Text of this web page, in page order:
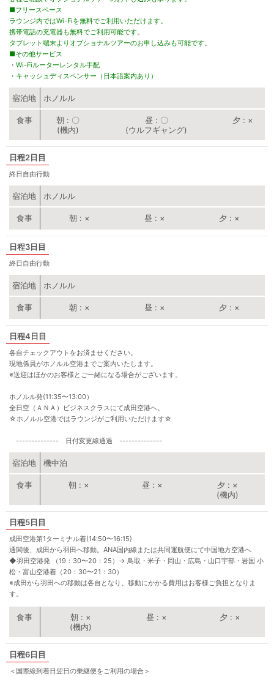
■フリースペース
ラウンジ内ではWi-Fiを無料でご利用いただけます。
携帯電話の充電器も無料でご利用可能です。
タブレット端末よりオプショナルツアーのお申し込みも可能です。
■その他サービス
・Wi-Fiルーターレンタル手配
・キャッシュディスペンサー（日本語案内あり）
宿泊地 ホノルル
朝
〇
(機内)
昼
〇
(ウルフギャング)
夕 ×
2日目
終日自由行動
宿泊地 ホノルル
朝 × 昼 × 夕 ×
3日目
終日自由行動
宿泊地 ホノルル
朝 × 昼 × 夕 ×
4日目
各自チェックアウトをお済ませください。
現地係員がホノルル空港までご案内いたします。
※送迎はほかのお客様とご一緒になる場合がございます。
ホノルル発(11:35〜13:00）
全日空（ＡＮＡ）ビジネスクラスにて成田空港へ。
☆ホノルル空港ではラウンジがご利用いただけます☆
-------------- 日付変更線通過 --------------
宿泊地 機中泊
朝 × 昼 × 夕
×
(機内)
5日目
成田空港第1ターミナル着(14:50〜16:15)
通関後、成田から羽田へ移動。ANA国内線または共同運航便にて中国地方空港へ
◆羽田空港発 （19：30〜20：25） → 鳥取・米子・岡山・広島・山口宇部・岩国 小
松・富山空港着（20：30〜21：30）
※成田から羽田への移動は各自となり、移動にかかる費用はお客様ご負担となりま
す。
朝
×
(機内)
昼 × 夕 ×
6日目
＜国際線到着日翌日の乗継便をご利用の場合＞